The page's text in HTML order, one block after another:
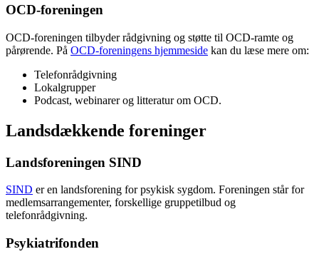
OCD-foreningen
OCD-foreningen tilbyder rådgivning og støtte til OCD-ramte og
pårørende. På OCD-foreningens hjemmeside kan du læse mere om:
Telefonrådgivning
Lokalgrupper
Podcast, webinarer og litteratur om OCD.
Landsdækkende foreninger
Landsforeningen SIND
SIND er en landsforening for psykisk sygdom. Foreningen står for
medlemsarrangementer, forskellige gruppetilbud og
telefonrådgivning.
Psykiatrifonden